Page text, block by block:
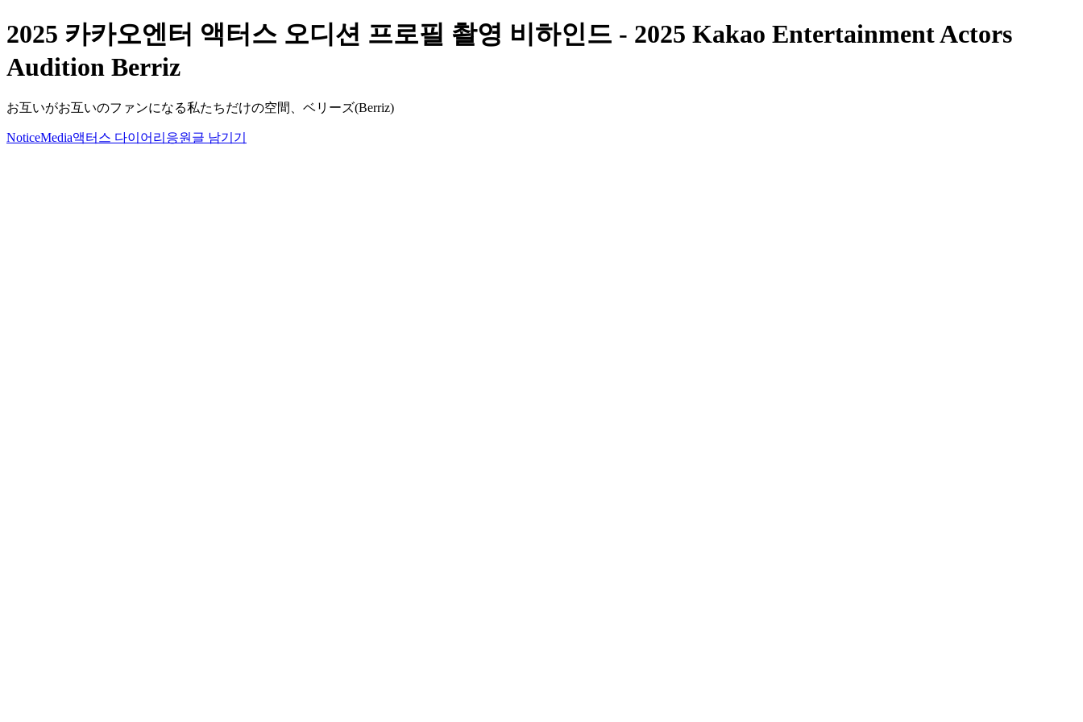
2025 카카오엔터 액터스 오디션 프로필 촬영 비하인드 - 2025 Kakao Entertainment Actors
Audition Berriz
お互いがお互いのファンになる私たちだけの空間、ベリーズ(Berriz)
NoticeMedia액터스 다이어리 응원글 남기기